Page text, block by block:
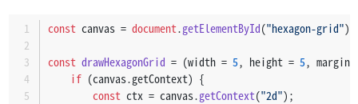
const canvas = document.getElementById("hexagon-grid");
const drawHexagonGrid = (width = 5, height = 5, margin
if (canvas.getContext) {
const ctx = canvas.getContext("2d");